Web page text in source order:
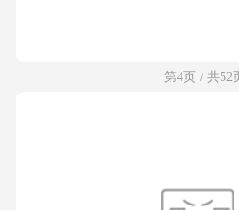
第4页 / 共52